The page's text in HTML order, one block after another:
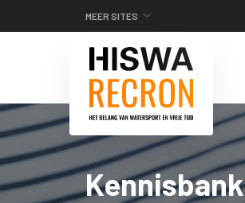
MEER SITES
Kennisbank